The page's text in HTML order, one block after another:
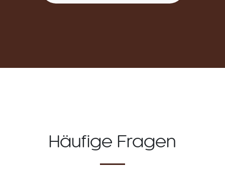
Häufige Fragen